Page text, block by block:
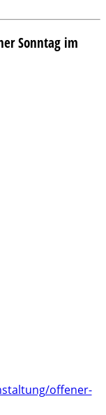
Sonntag im
offener-